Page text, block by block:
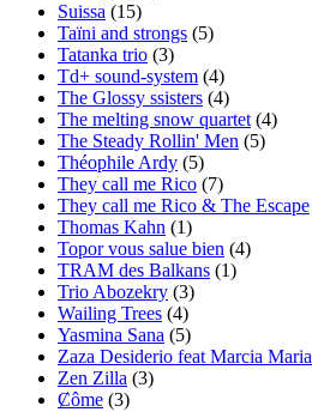
Suissa (15)
Taïni and strongs (5)
Tatanka trio (3)
Td+ sound-system (4)
The Glossy ssisters (4)
The melting snow quartet (4)
The Steady Rollin' Men (5)
Théophile Ardy (5)
They call me Rico (7)
They call me Rico & The Escape
Thomas Kahn (1)
Topor vous salue bien (4)
TRAM des Balkans (1)
Trio Abozekry (3)
Wailing Trees (4)
Yasmina Sana (5)
Zaza Desiderio feat Marcia Maria
Zen Zilla (3)
Ȼôme (3)